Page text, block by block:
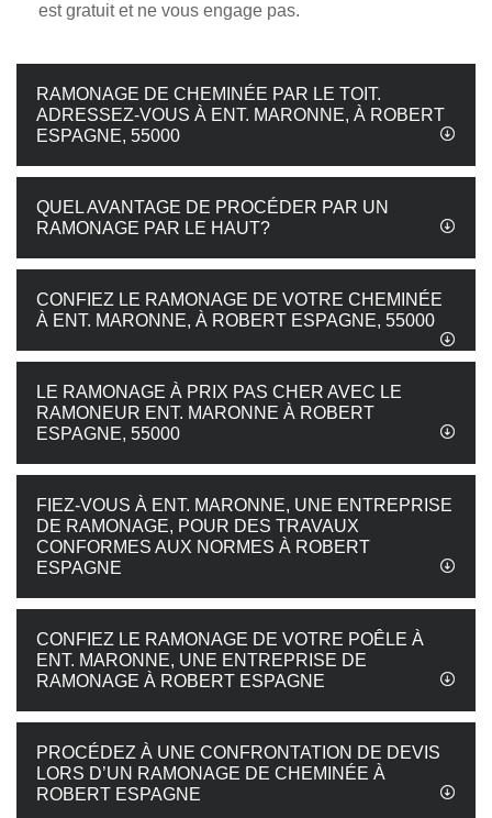
est gratuit et ne vous engage pas.
RAMONAGE DE CHEMINÉE PAR LE TOIT.
ADRESSEZ-VOUS À ENT. MARONNE, À ROBERT
ESPAGNE, 55000
QUEL AVANTAGE DE PROCÉDER PAR UN
RAMONAGE PAR LE HAUT?
CONFIEZ LE RAMONAGE DE VOTRE CHEMINÉE
À ENT. MARONNE, À ROBERT ESPAGNE, 55000
LE RAMONAGE À PRIX PAS CHER AVEC LE
RAMONEUR ENT. MARONNE À ROBERT
ESPAGNE, 55000
FIEZ-VOUS À ENT. MARONNE, UNE ENTREPRISE
DE RAMONAGE, POUR DES TRAVAUX
CONFORMES AUX NORMES À ROBERT
ESPAGNE
CONFIEZ LE RAMONAGE DE VOTRE POÊLE À
ENT. MARONNE, UNE ENTREPRISE DE
RAMONAGE À ROBERT ESPAGNE
PROCÉDEZ À UNE CONFRONTATION DE DEVIS
LORS D’UN RAMONAGE DE CHEMINÉE À
ROBERT ESPAGNE